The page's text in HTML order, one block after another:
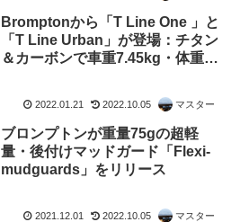
Bromptonから「T Line One 」と
「T Line Urban」が登場：チタン
＆カーボンで車重7.45kg・体重
2022.01.21 2022.10.05 マスター
ブロンプトンが重量75gの超軽
量・後付けマッドガード「Flexi-
mudguards」をリリース
2021.12.01 2022.10.05 マスター